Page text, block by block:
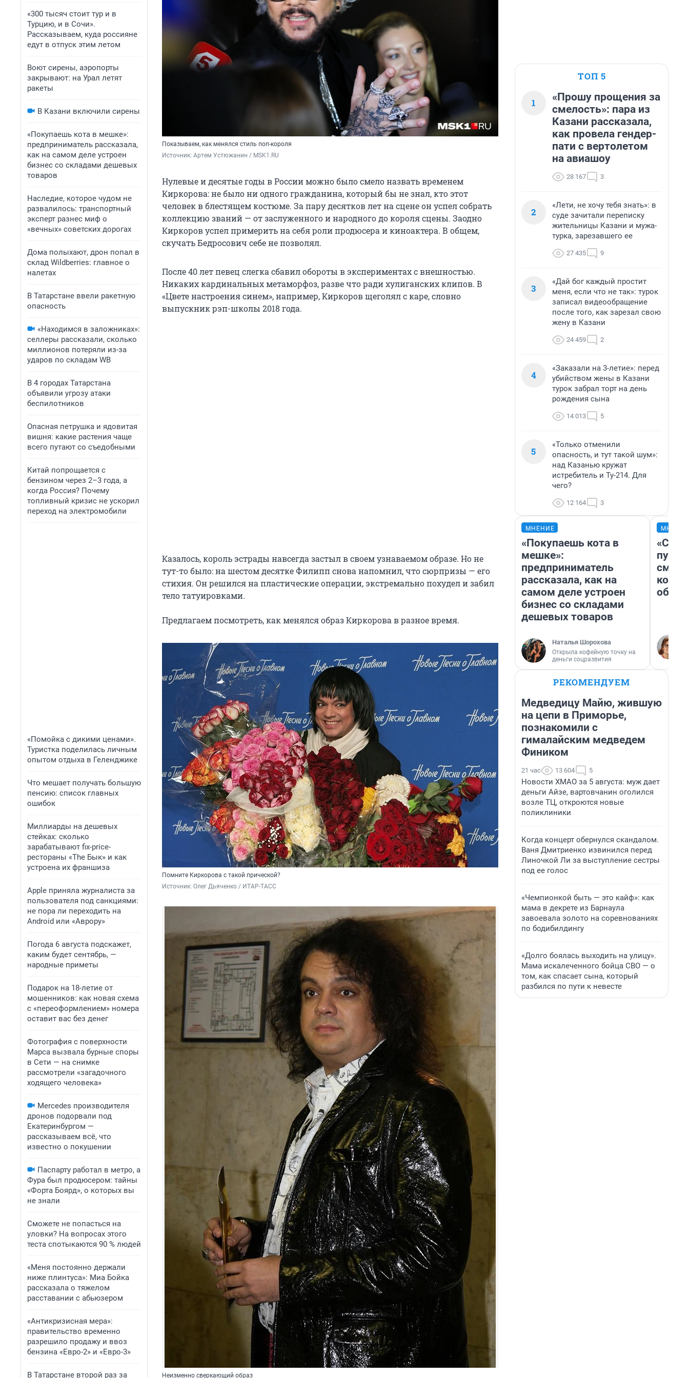
«300 тысяч стоит тур и в
Турцию, и в Сочи».
Рассказываем, куда россияне
едут в отпуск этим летом
Воют сирены, аэропорты
закрывают: на Урал летят
ракеты
В Казани включили сирены
«Покупаешь кота в мешке»:
предприниматель рассказала,
как на самом деле устроен
бизнес со складами дешевых
товаров
Наследие, которое чудом не
развалилось: транспортный
эксперт разнес миф о
«вечных» советских дорогах
Дома полыхают, дрон попал в
склад Wildberries: главное о
налетах
В Татарстане ввели ракетную
опасность
«Находимся в заложниках»:
селлеры рассказали, сколько
миллионов потеряли из-за
ударов по складам WB
В 4 городах Татарстана
объявили угрозу атаки
беспилотников
Опасная петрушка и ядовитая
вишня: какие растения чаще
всего путают со съедобными
Китай попрощается с
бензином через 2–3 года, а
когда Россия? Почему
топливный кризис не ускорил
переход на электромобили
«Помойка с дикими ценами».
Туристка поделилась личным
опытом отдыха в Геленджике
Что мешает получать большую
пенсию: список главных
ошибок
Миллиарды на дешевых
стейках: сколько
зарабатывают fix-price-
рестораны «The Бык» и как
устроена их франшиза
Apple приняла журналиста за
пользователя под санкциями:
не пора ли переходить на
Android или «Аврору»
Погода 6 августа подскажет,
каким будет сентябрь, —
народные приметы
Подарок на 18-летие от
мошенников: как новая схема
с «переоформлением» номера
оставит вас без денег
Фотография с поверхности
Марса вызвала бурные споры
в Сети — на снимке
рассмотрели «загадочного
ходящего человека»
Mercedes производителя
дронов подорвали под
Екатеринбургом —
рассказываем всё, что
известно о покушении
Паспарту работал в метро, а
Фура был продюсером: тайны
«Форта Боярд», о которых вы
не знали
Сможете не попасться на
уловки? На вопросах этого
теста спотыкаются 90 % людей
«Меня постоянно держали
ниже плинтуса»: Миа Бойка
рассказала о тяжелом
расставании с абьюзером
«Антикризисная мера»:
правительство временно
разрешило продажу и ввоз
бензина «Евро-2» и «Евро-3»
В Татарстане второй раз за
Показываем, как менялся стиль поп-короля
Источник: Артем Устюжанин / MSK1.RU
Нулевые и десятые годы в России можно было смело назвать временем
Киркорова: не было ни одного гражданина, который бы не знал, кто этот
человек в блестящем костюме. За пару десятков лет на сцене он успел собрать
коллекцию званий — от заслуженного и народного до короля сцены. Заодно
Киркоров успел примерить на себя роли продюсера и киноактера. В общем,
скучать Бедросович себе не позволял.
После 40 лет певец слегка сбавил обороты в экспериментах с внешностью.
Никаких кардинальных метаморфоз, разве что ради хулиганских клипов. В
«Цвете настроения синем», например, Киркоров щеголял с каре, словно
выпускник рэп-школы 2018 года.
Казалось, король эстрады навсегда застыл в своем узнаваемом образе. Но не
тут-то было: на шестом десятке Филипп снова напомнил, что сюрпризы — его
стихия. Он решился на пластические операции, экстремально похудел и забил
тело татуировками.
Предлагаем посмотреть, как менялся образ Киркорова в разное время.
Помните Киркорова с такой прической?
Источник: Олег Дьяченко / ИТАР-ТАСС
Неизменно сверкающий образ
ТОП 5
1
«Прошу прощения за
смелость»: пара из
Казани рассказала,
как провела гендер-
пати с вертолетом
на авиашоу
28 167 3
2
«Лети, не хочу тебя знать»: в
суде зачитали переписку
жительницы Казани и мужа-
турка, зарезавшего ее
27 435 9
3
«Дай бог каждый простит
меня, если что не так»: турок
записал видеообращение
после того, как зарезал свою
жену в Казани
24 459 2
4
«Заказали на 3-летие»: перед
убийством жены в Казани
турок забрал торт на день
рождения сына
14 013 5
5
«Только отменили
опасность, и тут такой шум»:
над Казанью кружат
истребитель и Ту-214. Для
чего?
12 164 3
МНЕНИЕ
«Покупаешь кота в
мешке»:
предприниматель
рассказала, как на
самом деле устроен
бизнес со складами
дешевых товаров
Наталья Шорохова
Открыла кофейную точку на
деньги соцразвития
РЕКОМЕНДУЕМ
Медведицу Майю, жившую
на цепи в Приморье,
познакомили с
гималайским медведем
Фиником
21 час 13 604 5
Новости ХМАО за 5 августа: муж дает
деньги Айзе, вартовчанин оголился
возле ТЦ, откроются новые
поликлиники
Когда концерт обернулся скандалом.
Ваня Дмитриенко извинился перед
Линочкой Ли за выступление сестры
под ее голос
«Чемпионкой быть — это кайф»: как
мама в декрете из Барнаула
завоевала золото на соревнованиях
по бодибилдингу
«Долго боялась выходить на улицу».
Мама искалеченного бойца СВО — о
том, как спасает сына, который
разбился по пути к невесте